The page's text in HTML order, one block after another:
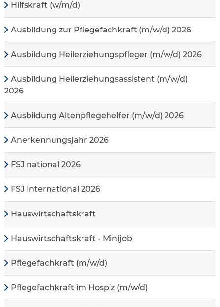
Hilfskraft (w/m/d)
Ausbildung zur Pflegefachkraft (m/w/d) 2026
Ausbildung Heilerziehungspfleger (m/w/d) 2026
Ausbildung Heilerziehungsassistent (m/w/d)
2026
Ausbildung Altenpflegehelfer (m/w/d) 2026
Anerkennungsjahr 2026
FSJ national 2026
FSJ International 2026
Hauswirtschaftskraft
Hauswirtschaftskraft - Minijob
Pflegefachkraft (m/w/d)
Pflegefachkraft im Hospiz (m/w/d)